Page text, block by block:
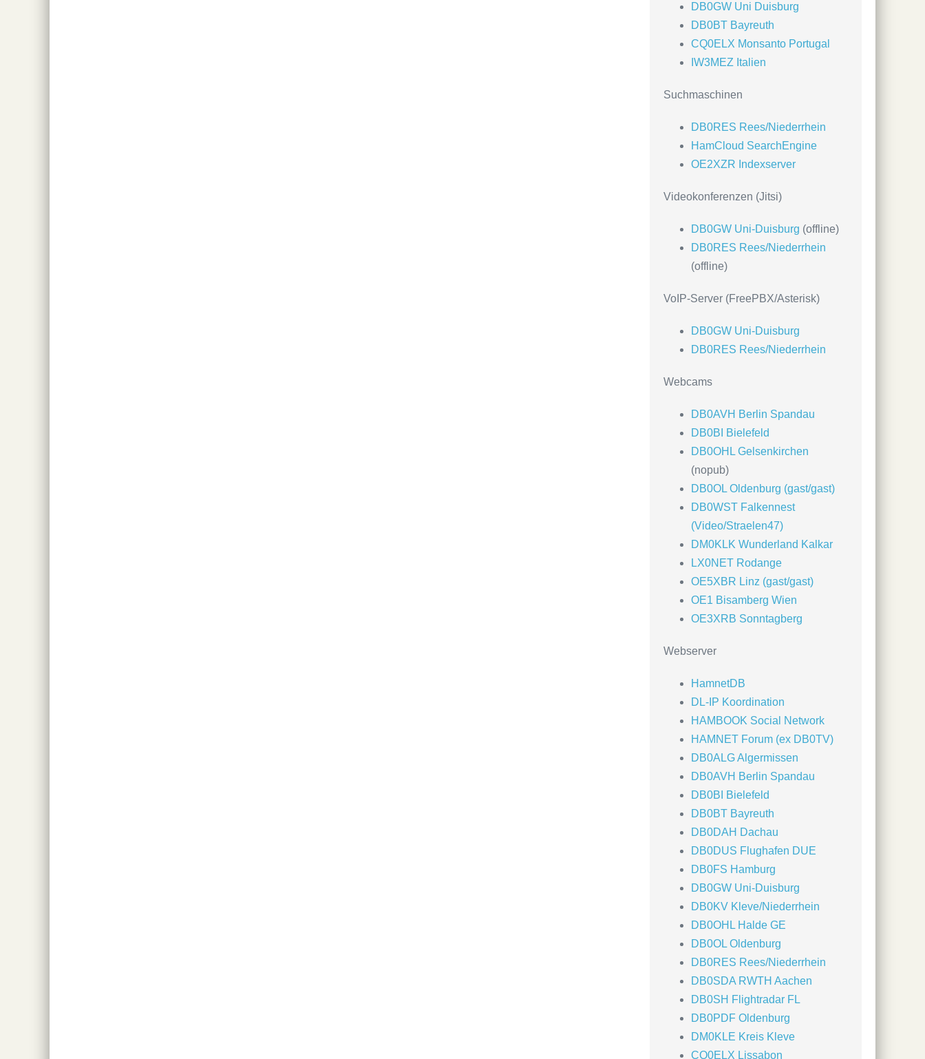
DB0GW Uni Duisburg
DB0BT Bayreuth
CQ0ELX Monsanto Portugal
IW3MEZ Italien
Suchmaschinen
DB0RES Rees/Niederrhein
HamCloud SearchEngine
OE2XZR Indexserver
Videokonferenzen (Jitsi)
DB0GW Uni-Duisburg (offline)
DB0RES Rees/Niederrhein
(offline)
VoIP-Server (FreePBX/Asterisk)
DB0GW Uni-Duisburg
DB0RES Rees/Niederrhein
Webcams
DB0AVH Berlin Spandau
DB0BI Bielefeld
DB0OHL Gelsenkirchen
(nopub)
DB0OL Oldenburg (gast/gast)
DB0WST Falkennest
(Video/Straelen47)
DM0KLK Wunderland Kalkar
LX0NET Rodange
OE5XBR Linz (gast/gast)
OE1 Bisamberg Wien
OE3XRB Sonntagberg
Webserver
HamnetDB
DL-IP Koordination
HAMBOOK Social Network
HAMNET Forum (ex DB0TV)
DB0ALG Algermissen
DB0AVH Berlin Spandau
DB0BI Bielefeld
DB0BT Bayreuth
DB0DAH Dachau
DB0DUS Flughafen DUE
DB0FS Hamburg
DB0GW Uni-Duisburg
DB0KV Kleve/Niederrhein
DB0OHL Halde GE
DB0OL Oldenburg
DB0RES Rees/Niederrhein
DB0SDA RWTH Aachen
DB0SH Flightradar FL
DB0PDF Oldenburg
DM0KLE Kreis Kleve
CQ0ELX Lissabon